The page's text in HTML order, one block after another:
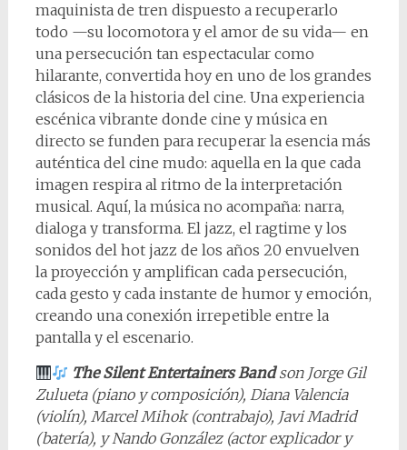
maquinista de tren dispuesto a recuperarlo
todo —su locomotora y el amor de su vida— en
una persecución tan espectacular como
hilarante, convertida hoy en uno de los grandes
clásicos de la historia del cine. Una experiencia
escénica vibrante donde cine y música en
directo se funden para recuperar la esencia más
auténtica del cine mudo: aquella en la que cada
imagen respira al ritmo de la interpretación
musical. Aquí, la música no acompaña: narra,
dialoga y transforma. El jazz, el ragtime y los
sonidos del hot jazz de los años 20 envuelven
la proyección y amplifican cada persecución,
cada gesto y cada instante de humor y emoción,
creando una conexión irrepetible entre la
pantalla y el escenario.
The Silent Entertainers Bandson Jorge Gil
Zulueta (piano y composición), Diana Valencia
(violín), Marcel Mihok (contrabajo), Javi Madrid
(batería), y Nando González (actor explicador y